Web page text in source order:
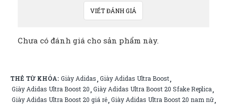
VIẾT ĐÁNH GIÁ
Chưa có đánh giá cho sản phẩm này.
THẺ TỪ KHÓA: Giày Adidas,Giày Adidas Ultra Boost,
Giày Adidas Ultra Boost 20,Giày Adidas Ultra Boost 20 Sfake Replica,
Giày Adidas Ultra Boost 20 giá rẻ,Giày Adidas Ultra Boost 20 nam nữ,